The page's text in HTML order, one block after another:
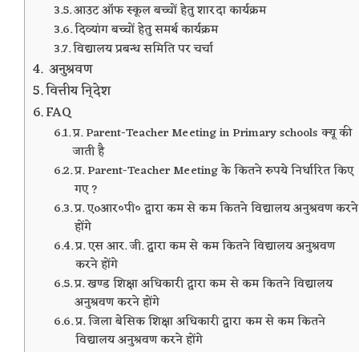
आउट ऑफ स्कूल बच्चों हेतु शारदा कार्यक्रम
दिव्यांग बच्चों हेतु समर्थ कार्यक्रम
विद्यालय प्रबन्ध समिति पर चर्चा
अनुश्रवण
वित्तीय नि्देश
FAQ
प्र. Parent-Teacher Meeting in Primary schools क्यू की
जाती है
प्र. Parent-Teacher Meeting के कितने रुपये निर्धारित किए
गए ?
प्र. एoआर०पी० द्वारा कम से कम कितने विद्यालय अनुश्रवण करने
होंगे
प्र. एस आर. जी. द्वारा कम से कम कितने विद्यालय अनुश्रवण
करने होंगे
प्र. खण्ड शिक्षा अधिकारी द्वारा कम से कम कितने विद्यालय
अनुश्रवण करने होंगे
प्र. जिला बेसिक शिक्षा अधिकारी द्वारा कम से कम कितने
विद्यालय अनुश्रवण करने होंगे